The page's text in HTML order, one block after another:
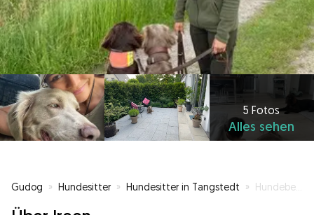
5 Fotos
Alles sehen
Gudog » Hundesitter » Hundesitter in Tangstedt » Hundebetreuung